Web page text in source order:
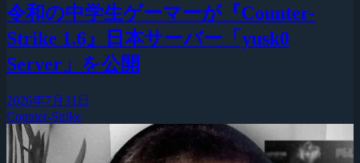
令和の中学生ゲーマーが『Counter-
Strike 1.6』日本サーバー「yusk0
Server」を公開
2026年7月31日
Counter-Strike